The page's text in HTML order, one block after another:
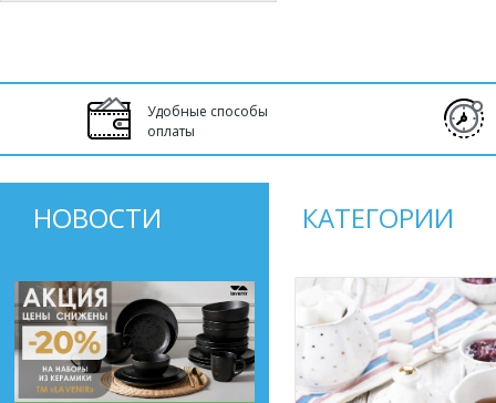
Удобные способы
оплаты
НОВОСТИ КАТЕГОРИИ